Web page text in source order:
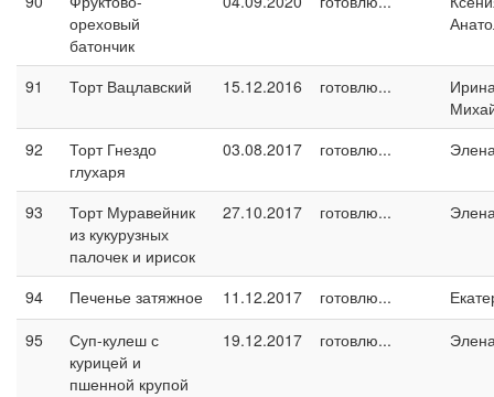
ореховый
батончик
91 Торт Вацлавский 15.12.2016 готовлю...
92
Торт Гнездо
глухаря
03.08.2017 готовлю...
93
Торт Муравейник
из кукурузных
палочек и ирисок
27.10.2017 готовлю...
94 Печенье затяжное 11.12.2017 готовлю...
95
Суп-кулеш с
курицей и
пшенной крупой
19.12.2017 готовлю...